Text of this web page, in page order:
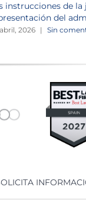
instrucciones de
del
2026 | Sin